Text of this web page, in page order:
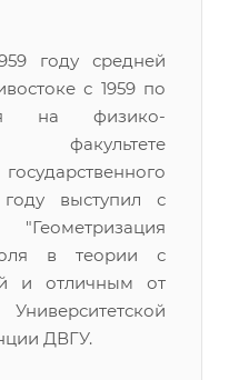
году средней
с 1959 по
на физико-
факультете
году выступил с
в теории с
и отличным от
ДВГУ.